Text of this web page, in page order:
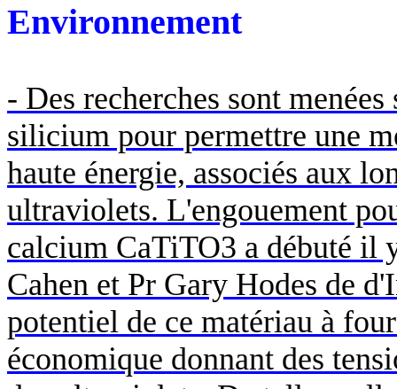
Environnement
- Des recherches sont
silicium pour permettre une
haute énergie, associés aux
ultraviolets. L'engouement
calcium CaTiTO3 a débuté il
Cahen et Pr Gary Hodes de
potentiel de ce matériau à
économique donnant des